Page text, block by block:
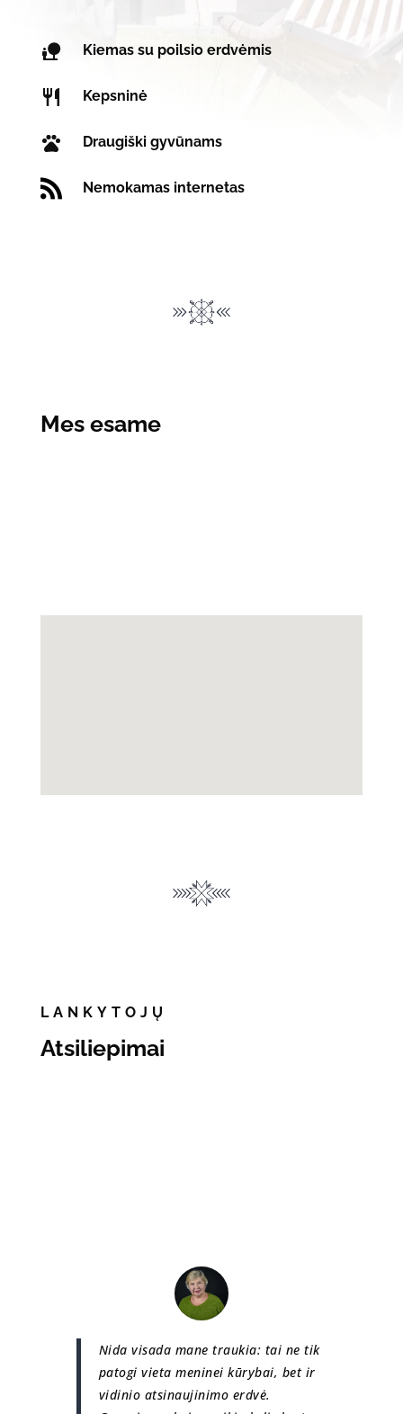
Kiemas su poilsio erdvėmis
Kepsninė
Draugiški gyvūnams
 Nemokamas internetas
Mes esame
LANKYTOJŲ
Atsiliepimai
Nida visada mane traukia: tai ne tik
patogi vieta meninei kūrybai, bet ir
vidinio atsinaujinimo erdvė.